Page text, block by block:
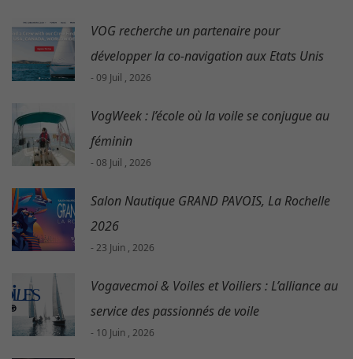
VOG recherche un partenaire pour
développer la co-navigation aux Etats Unis
- 09 Juil , 2026
VogWeek : l’école où la voile se conjugue au
féminin
- 08 Juil , 2026
Salon Nautique GRAND PAVOIS, La Rochelle
2026
- 23 Juin , 2026
Vogavecmoi & Voiles et Voiliers : L’alliance au
service des passionnés de voile
- 10 Juin , 2026